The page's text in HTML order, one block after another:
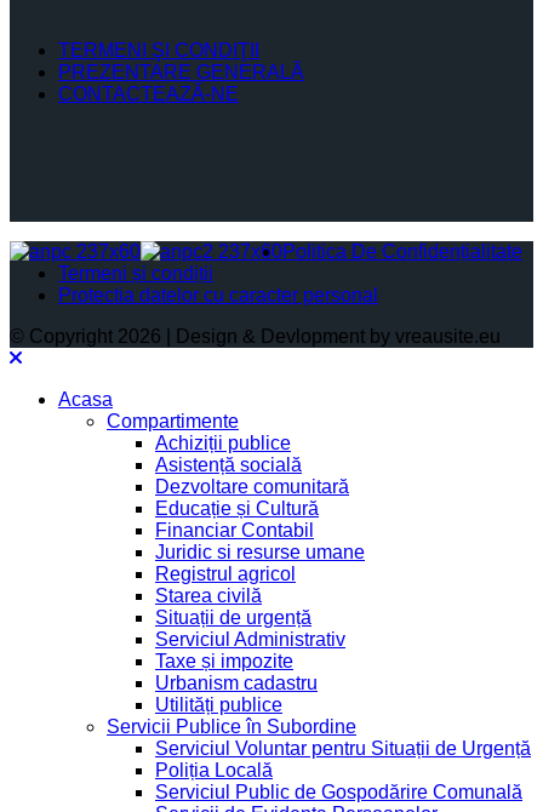
TERMENI ŞI CONDIŢII
PREZENTARE GENERALĂ
CONTACTEAZĂ-NE
Politica De Confidențialitate
Termeni și condiții
Protectia datelor cu caracter personal
© Copyright 2026 | Design & Devlopment by vreausite.eu
Acasa
Compartimente
Achiziții publice
Asistență socială
Dezvoltare comunitară
Educație și Cultură
Financiar Contabil
Juridic si resurse umane
Registrul agricol
Starea civilă
Situații de urgență
Serviciul Administrativ
Taxe și impozite
Urbanism cadastru
Utilități publice
Servicii Publice în Subordine
Serviciul Voluntar pentru Situații de Urgență
Poliția Locală
Serviciul Public de Gospodărire Comunală